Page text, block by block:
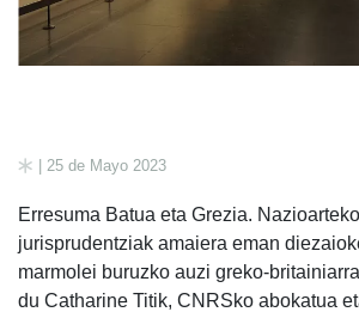
| 25 de Mayo 2023
Erresuma Batua eta Grezia.
jurisprudentziak amaiera eman
marmolei buruzko auzi greko-
du Catharine Titik, CNRSko abokatua